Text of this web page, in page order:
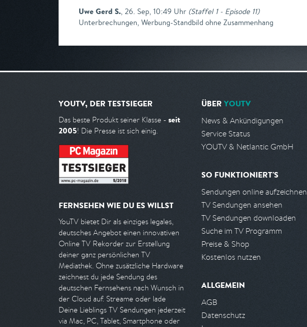
Uwe Gerd S., 26. Sep, 10:49 Uhr (Staffel 1 - Episode 11)
Unterbrechungen, Werbung-Standbild ohne Zusammenhang
YOUTV, DER TESTSIEGER
Das beste Produkt seiner Klasse - seit
2005! Die Presse ist sich einig.
FERNSEHEN WIE DU ES WILLST
YouTV bietet Dir als einziges legales,
deutsches Angebot einen innovativen
Online TV Rekorder zur Erstellung
deiner ganz persönlichen TV
Mediathek. Ohne zusätzliche Hardware
zeichnest du jede Sendung des
deutschen Fernsehens nach Wunsch in
der Cloud auf. Streame oder lade
Deine Lieblings TV Sendungen jederzeit
via Mac, PC, Tablet, Smartphone oder
ÜBER YOUTV
News & Ankündigungen
Service Status
YOUTV & Netlantic GmbH
SO FUNKTIONIERT'S
Sendungen online aufzeichnen
TV Sendungen ansehen
TV Sendungen downloaden
Suche im TV Programm
Preise & Shop
Kostenlos nutzen
ALLGEMEIN
AGB
Datenschutz